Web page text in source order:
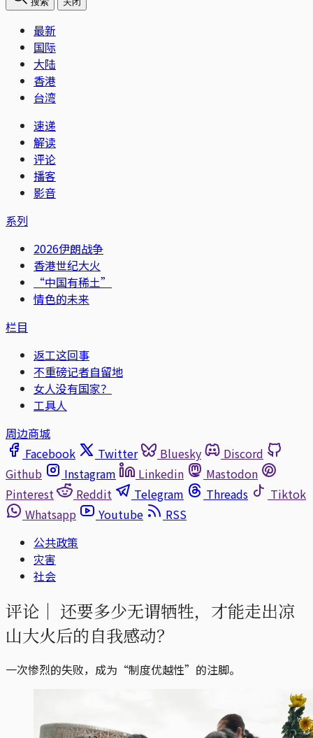
最新
国际
大陆
香港
台湾
速递
解读
评论
播客
影音
系列
2026伊朗战争
香港世纪大火
“中国有稀土”
情色的未来
栏目
返工这回事
不重磅记者自留地
女人没有国家？
工具人
周边商城
Facebook
Twitter Bluesky
Discord
Github
Instagram Linkedin
Mastodon
Pinterest
Reddit Telegram Threads
Tiktok
Whatsapp
Youtube
RSS
公共政策
灾害
社会
评论｜ 还要多少无谓牺牲，才能走出凉
山大火后的自我感动？
一次惨烈的失败，成为“制度优越性”的注脚。